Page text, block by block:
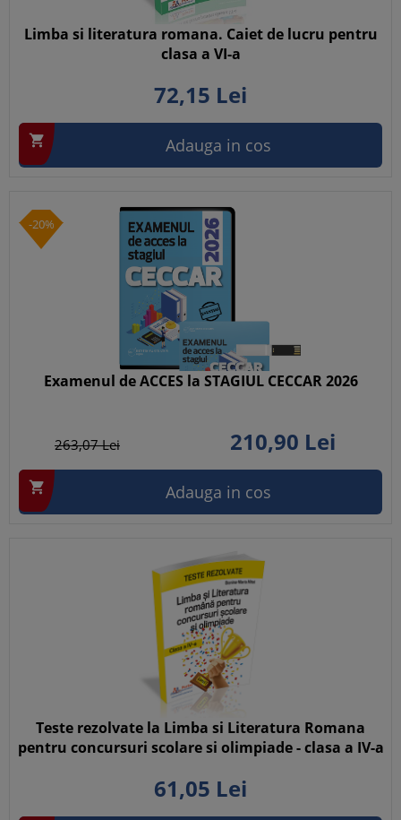
Limba si literatura romana. Caiet de lucru pentru
clasa a VI-a
72,15 Lei
 Adauga in cos
-20%
Examenul de ACCES la STAGIUL CECCAR 2026
263,07Lei 210,90 Lei
 Adauga in cos
Teste rezolvate la Limba si Literatura Romana
pentru concursuri scolare si olimpiade - clasa a IV-a
61,05 Lei